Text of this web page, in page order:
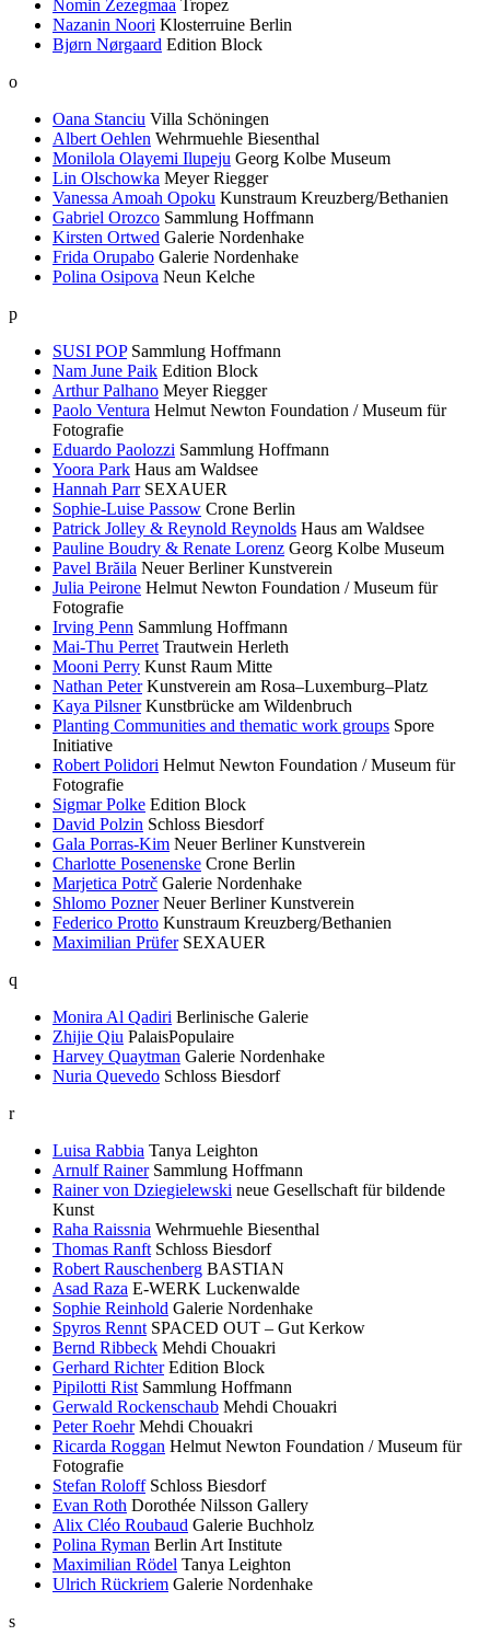
Nomin Zezegmaa Tropez
Nazanin Noori Klosterruine Berlin
Bjørn Nørgaard Edition Block
o
Oana Stanciu Villa Schöningen
Albert Oehlen Wehrmuehle Biesenthal
Monilola Olayemi Ilupeju Georg Kolbe Museum
Lin Olschowka Meyer Riegger
Vanessa Amoah Opoku Kunstraum Kreuzberg/Bethanien
Gabriel Orozco Sammlung Hoffmann
Kirsten Ortwed Galerie Nordenhake
Frida Orupabo Galerie Nordenhake
Polina Osipova Neun Kelche
p
SUSI POP Sammlung Hoffmann
Nam June Paik Edition Block
Arthur Palhano Meyer Riegger
Paolo Ventura Helmut Newton Foundation / Museum für
Fotografie
Eduardo Paolozzi Sammlung Hoffmann
Yoora Park Haus am Waldsee
Hannah Parr SEXAUER
Sophie-Luise Passow Crone Berlin
Patrick Jolley & Reynold Reynolds Haus am Waldsee
Pauline Boudry & Renate Lorenz Georg Kolbe Museum
Pavel Brăila Neuer Berliner Kunstverein
Julia Peirone Helmut Newton Foundation / Museum für
Fotografie
Irving Penn Sammlung Hoffmann
Mai-Thu Perret Trautwein Herleth
Mooni Perry Kunst Raum Mitte
Nathan Peter Kunstverein am Rosa–Luxemburg–Platz
Kaya Pilsner Kunstbrücke am Wildenbruch
Planting Communities and thematic work groups Spore
Initiative
Robert Polidori Helmut Newton Foundation / Museum für
Fotografie
Sigmar Polke Edition Block
David Polzin Schloss Biesdorf
Gala Porras-Kim Neuer Berliner Kunstverein
Charlotte Posenenske Crone Berlin
Marjetica Potrč Galerie Nordenhake
Shlomo Pozner Neuer Berliner Kunstverein
Federico Protto Kunstraum Kreuzberg/Bethanien
Maximilian Prüfer SEXAUER
q
Monira Al Qadiri Berlinische Galerie
Zhijie Qiu PalaisPopulaire
Harvey Quaytman Galerie Nordenhake
Nuria Quevedo Schloss Biesdorf
r
Luisa Rabbia Tanya Leighton
Arnulf Rainer Sammlung Hoffmann
Rainer von Dziegielewski neue Gesellschaft für bildende
Kunst
Raha Raissnia Wehrmuehle Biesenthal
Thomas Ranft Schloss Biesdorf
Robert Rauschenberg BASTIAN
Asad Raza E-WERK Luckenwalde
Sophie Reinhold Galerie Nordenhake
Spyros Rennt SPACED OUT – Gut Kerkow
Bernd Ribbeck Mehdi Chouakri
Gerhard Richter Edition Block
Pipilotti Rist Sammlung Hoffmann
Gerwald Rockenschaub Mehdi Chouakri
Peter Roehr Mehdi Chouakri
Ricarda Roggan Helmut Newton Foundation / Museum für
Fotografie
Stefan Roloff Schloss Biesdorf
Evan Roth Dorothée Nilsson Gallery
Alix Cléo Roubaud Galerie Buchholz
Polina Ryman Berlin Art Institute
Maximilian Rödel Tanya Leighton
Ulrich Rückriem Galerie Nordenhake
s